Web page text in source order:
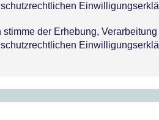
stimme der Erhebung,